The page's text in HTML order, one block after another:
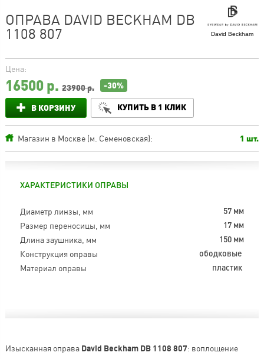
David Beckham
ОПРАВА DAVID BECKHAM DB
1108 807
Цена:
16500р. 23900 р. -30%
В КОРЗИНУ КУПИТЬ В 1 КЛИК
Магазин в Москве (м. Семеновская): 1 шт.
ХАРАКТЕРИСТИКИ ОПРАВЫ
Диаметр линзы, мм 57 мм
Размер переносицы, мм 17 мм
Длина заушника, мм 150 мм
Конструкция оправы ободковые
Материал оправы пластик
Изысканная оправа David Beckham DB 1108 807: воплощение